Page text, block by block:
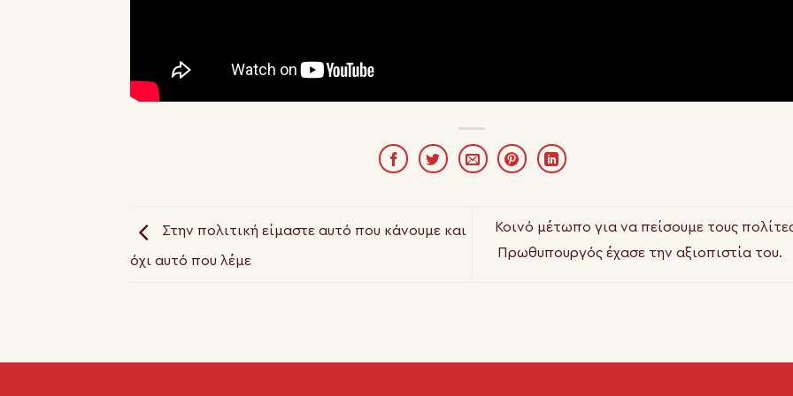
Στην πολιτική είμαστε αυτό που κάνουμε και
όχι αυτό που λέμε
Κοινό μέτωπο για να πείσουμε τους
Πρωθυπουργός έχασε την αξιοπιστία του.